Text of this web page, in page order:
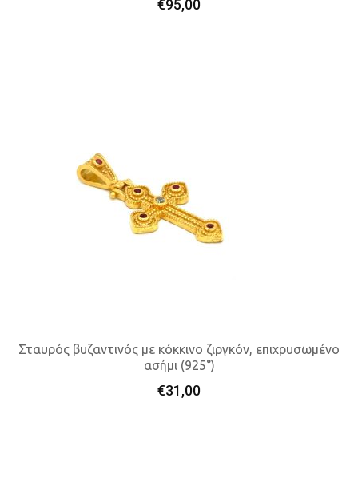
Προσθήκη Στο Καλάθι
€95,00
Προσθήκη Στο Καλάθι
Σταυρός βυζαντινός με κόκκινο ζιργκόν, επιχρυσωμένο
ασήμι (925°)
€31,00